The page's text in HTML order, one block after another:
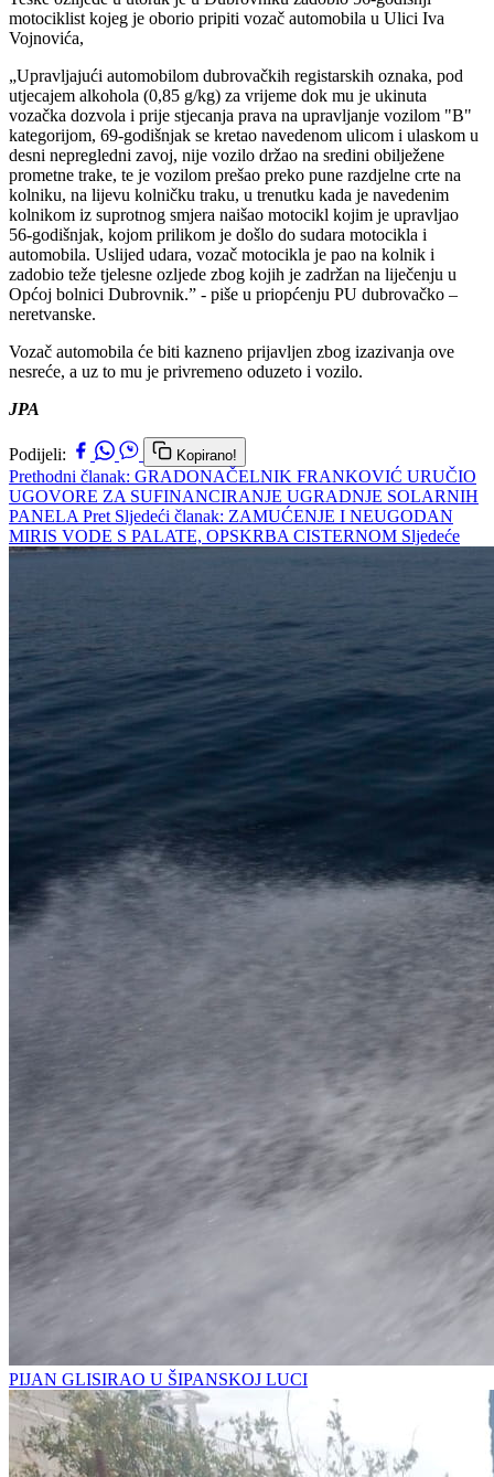
motociklist kojeg je oborio pripiti vozač automobila u Ulici Iva
Vojnovića,
„Upravljajući automobilom dubrovačkih registarskih oznaka, pod
utjecajem alkohola (0,85 g/kg) za vrijeme dok mu je ukinuta
vozačka dozvola i prije stjecanja prava na upravljanje vozilom "B"
kategorijom, 69-godišnjak se kretao navedenom ulicom i ulaskom u
desni nepregledni zavoj, nije vozilo držao na sredini obilježene
prometne trake, te je vozilom prešao preko pune razdjelne crte na
kolniku, na lijevu kolničku traku, u trenutku kada je navedenim
kolnikom iz suprotnog smjera naišao motocikl kojim je upravljao
56-godišnjak, kojom prilikom je došlo do sudara motocikla i
automobila. Uslijed udara, vozač motocikla je pao na kolnik i
zadobio teže tjelesne ozljede zbog kojih je zadržan na liječenju u
Općoj bolnici Dubrovnik.” - piše u priopćenju PU dubrovačko –
neretvanske.
Vozač automobila će biti kazneno prijavljen zbog izazivanja ove
nesreće, a uz to mu je privremeno oduzeto i vozilo.
JPA
Podijeli: Kopirano!
Prethodni članak: GRADONAČELNIK FRANKOVIĆ URUČIO
UGOVORE ZA SUFINANCIRANJE UGRADNJE SOLARNIH
PANELA Pret Sljedeći članak: ZAMUĆENJE I NEUGODAN
MIRIS VODE S PALATE, OPSKRBA CISTERNOM Sljedeće
PIJAN GLISIRAO U ŠIPANSKOJ LUCI